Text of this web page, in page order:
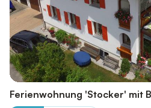
Ferienwohnung 'Stocker' mit